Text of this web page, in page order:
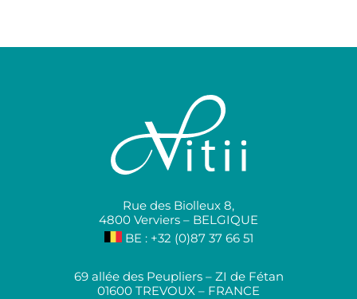
Rue des Biolleux 8,
4800 Verviers – BELGIQUE
BE : +32 (0)87 37 66 51
69 allée des Peupliers – ZI de Fétan
01600 TREVOUX – FRANCE